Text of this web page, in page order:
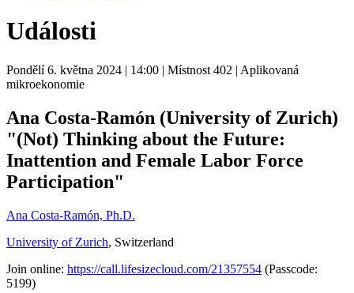
Události
Pondělí 6. května 2024 | 14:00 | Místnost 402 | Aplikovaná
mikroekonomie
Ana Costa-Ramón (University of Zurich)
"(Not) Thinking about the Future:
Inattention and Female Labor Force
Participation"
Ana Costa-Ramón, Ph.D.
University of Zurich, Switzerland
Join online: https://call.lifesizecloud.com/21357554 (Passcode:
5199)